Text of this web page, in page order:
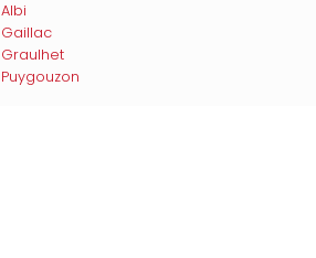
Albi
Gaillac
Graulhet
Puygouzon